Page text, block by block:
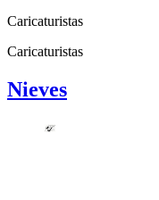
Caricaturistas
Caricaturistas
Nieves